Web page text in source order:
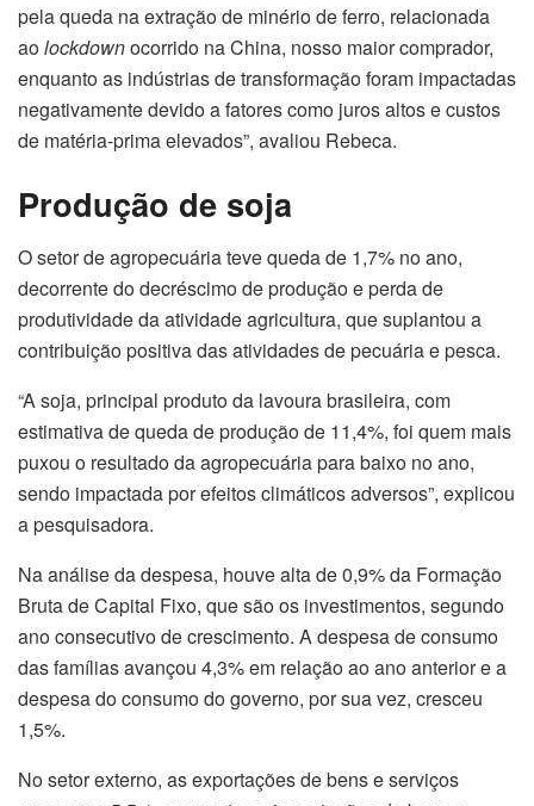
pela queda na extração de minério de ferro, relacionada
aolockdownocorrido na China, nosso maior comprador,
enquanto as indústrias de transformação foram impactadas
negativamente devido a fatores como juros altos e custos
de matéria-prima elevados”, avaliou Rebeca.
Produção de soja
O setor de agropecuária teve queda de 1,7% no ano,
decorrente do decréscimo de produção e perda de
produtividade da atividade agricultura, que suplantou a
contribuição positiva das atividades de pecuária e pesca.
“A soja, principal produto da lavoura brasileira, com
estimativa de queda de produção de 11,4%, foi quem mais
puxou o resultado da agropecuária para baixo no ano,
sendo impactada por efeitos climáticos adversos”, explicou
a pesquisadora.
Na análise da despesa, houve alta de 0,9% da Formação
Bruta de Capital Fixo, que são os investimentos, segundo
ano consecutivo de crescimento. A despesa de consumo
das famílias avançou 4,3% em relação ao ano anterior e a
despesa do consumo do governo, por sua vez, cresceu
1,5%.
No setor externo, as exportações de bens e serviços